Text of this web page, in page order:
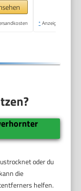
* Anzeige
oder du
die
helfen.